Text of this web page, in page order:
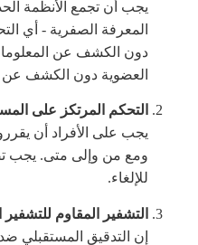
يجب أن تجمع الأنظمة الحد
المعرفة الصفرية - أي
دون الكشف عن
العضوية دون الكشف عن
التحكم المرتكز على
يجب على الأفراد أن
ومع من وإلى متى. يجب
للإلغاء.
التشفير المقاوم للتشفير
إن التدقيق المستقبلي